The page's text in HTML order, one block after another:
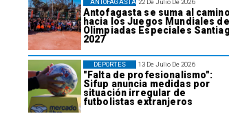
22 De Julio De 2026
Antofagasta se suma al camino
hacia los Juegos Mundiales de
Olimpiadas Especiales
2027
ANTOFAGASTA
13 De Julio De 2026
"Falta de profesionalismo":
Sifup anuncia medidas por
situación irregular de
futbolistas extranjeros
DEPORTES